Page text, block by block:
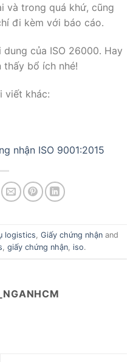
và trong quá khứ, cũng
đi kèm với báo cáo.
của ISO 26000. Hay
thấy bổ ích nhé!
viết khác:
nhận ISO 9001:2015
logistics Giấy chứng nhận and
giấy chứng nhận iso.